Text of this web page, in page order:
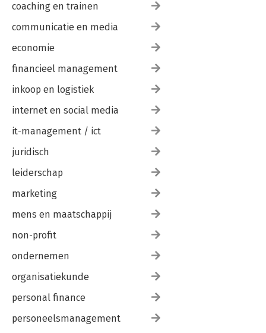
coaching en trainen
communicatie en media
economie
financieel management
inkoop en logistiek
internet en social media
it-management / ict
juridisch
leiderschap
marketing
mens en maatschappij
non-profit
ondernemen
organisatiekunde
personal finance
personeelsmanagement